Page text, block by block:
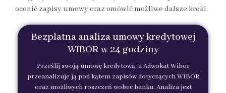
ocenić zapisy umowy oraz omówić możliwe dalsze kroki.
Bezpłatna analiza umowy kredytowej
WIBOR w 24 godziny
Prześlij swoją umowę kredytową, a Adwokat Wibor
przeanalizuje ją pod kątem zapisów dotyczących WIBOR
oraz możliwych roszczeń wobec banku. Analiza jest